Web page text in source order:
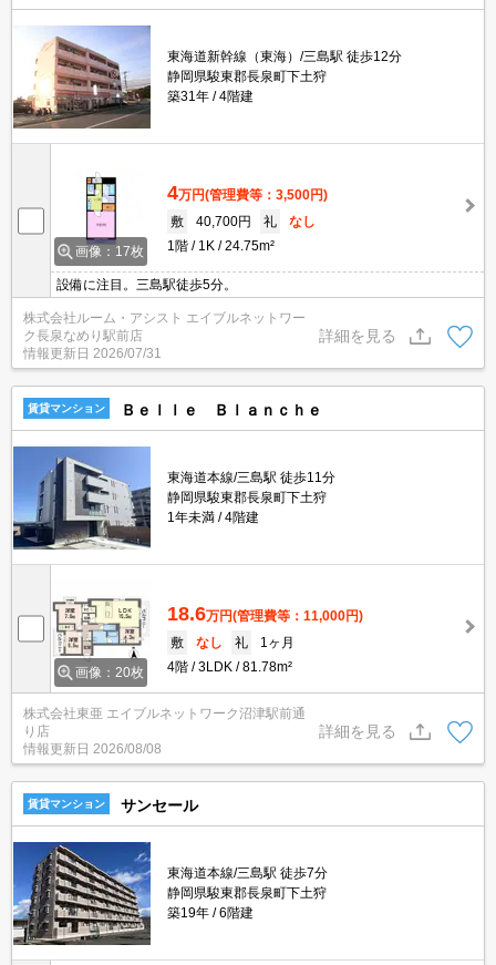
東海道新幹線（東海）/三島駅 徒歩12分
静岡県駿東郡長泉町下土狩
築31年
4階建
画像：17枚
4万円(管理費等：3,500円)
敷
40,700円 礼
なし
1階
1K 24.75m²
設備に注目。三島駅徒歩5分。
株式会社ルーム・アシスト エイブルネットワー
ク長泉なめり駅前店
情報更新日 2026/07/31
詳細を見る
賃貸マンション Ｂｅｌｌｅ Ｂｌａｎｃｈｅ
東海道本線/三島駅 徒歩11分
静岡県駿東郡長泉町下土狩
1年未満
4階建
画像：20枚
18.6万円(管理費等：11,000円)
敷
なし 礼
1ヶ月
4階
3LDK 81.78m²
株式会社東亜 エイブルネットワーク沼津駅前通
り店
情報更新日 2026/08/08
詳細を見る
賃貸マンション サンセール
東海道本線/三島駅 徒歩7分
静岡県駿東郡長泉町下土狩
築19年
6階建